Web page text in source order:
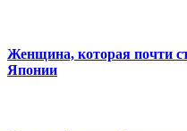
Женщина, которая почти
Японии